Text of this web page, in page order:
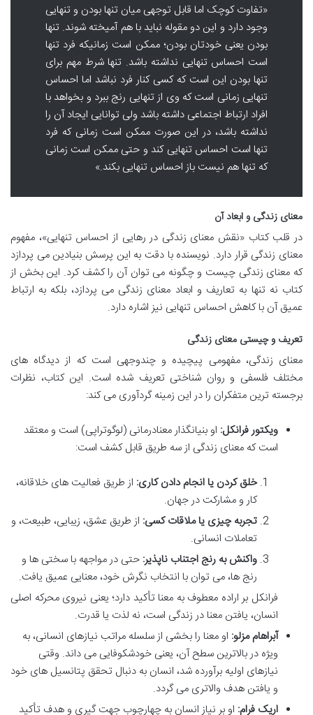
«تفاوت کوچک اما قابل توجهی میان تنها بودن و تنهایی
وجود دارد و این دو مقوله نباید با هم آمیخته شوند. تنها
بودن یعنی خودتان بودن؛ ممکن است زمانیکه فرد تنها
است احساس تنهایی نداشته باشد. تنها شرط مهم برای
تنها بودن این است که کسی کنار فرد نباشد اما احساس
تنهایی زمانی است که وی از تنهایی رنج ببرد و بخواهد با
افراد ارتباط اجتماعی داشته باشد ولی توانایی ایجاد آن را
نداشته باشد، در این صورت ممکن است زمانی که فرد
تنها است احساس تنهایی کند و حتی ممکن است زمانی
که تنها هم نیست باز احساس تنهایی بکند.»
معنای زندگی و ابعاد آن
در قلب کتاب «نقش معنای زندگی در رهایی از احساس تنهایی»، مفهوم
معنای زندگی قرار دارد. نویسنده با دقت به این پرسش بنیادین می پردازد
که معنای زندگی چیست و چگونه می توان آن را کشف کرد. این بخش از
کتاب نه تنها به تعاریف و ابعاد معنای زندگی می پردازد، بلکه به ارتباط
عمیق آن با کاهش احساس تنهایی نیز اشاره دارد.
تعریف و چیستی معنای زندگی
معنای زندگی، مفهومی پیچیده و چندوجهی است که از دیدگاه های
مختلف فلسفی و روان شناختی تعریف شده است. این کتاب، نظرات
برجسته ترین متفکران را در این زمینه گردآوری می کند:
ویکتور فرانکل: او بنیانگذار معنادرمانی (لوگوتراپی) است و معتقد
است که معنای زندگی از سه طریق قابل کشف است:
خلق کردن یا انجام دادن کاری: از طریق فعالیت های خلاقانه،
کار و مشارکت در جهان.
تجربه چیزی یا ملاقات کسی: از طریق عشق، زیبایی، طبیعت، و
تعاملات انسانی.
واکنش به رنج اجتناب ناپذیر: حتی در مواجهه با سختی ها و
رنج ها، می توان با انتخاب نگرش خود، معنایی عمیق یافت.
فرانکل بر اراده معطوف به معنا تأکید دارد؛ یعنی نیروی محرکه اصلی
انسان، یافتن معنا در زندگی است، نه لذت یا قدرت.
آبراهام مزلو: او معنا را بخشی از سلسله مراتب نیازهای انسانی، به
ویژه در بالاترین سطح آن، یعنی خودشکوفایی می داند. وقتی
نیازهای اولیه برآورده شد، انسان به دنبال تحقق پتانسیل های خود
و یافتن هدف والاتری می گردد.
اریک فرام: او بر نیاز انسان به چهارچوب جهت گیری و هدف تأکید